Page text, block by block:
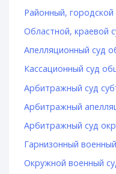
Районный,
Областной, краевой
Апелляционный суд
Кассационный суд
Арбитражный суд
Арбитражный
Арбитражный суд
Гарнизонный
Окружной военный